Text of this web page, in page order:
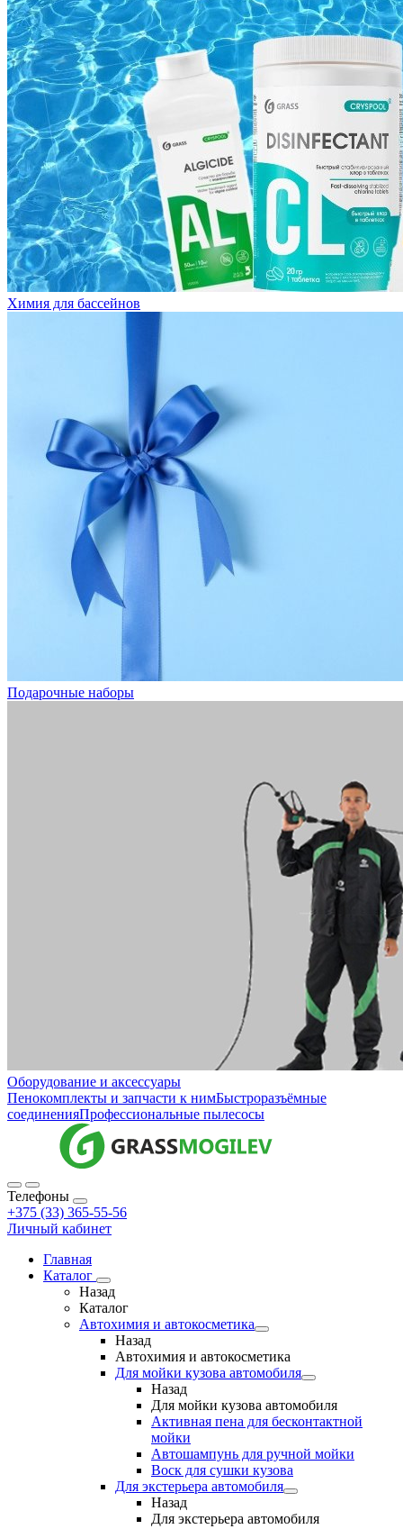
Химия для бассейнов
Подарочные наборы
Оборудование и аксессуары
Пенокомплекты и запчасти к нимБыстроразъёмные
соединенияПрофессиональные пылесосы
Телефоны
+375 (33) 365-55-56
Личный кабинет
Главная
Каталог
Назад
Каталог
Автохимия и автокосметика
Назад
Автохимия и автокосметика
Для мойки кузова автомобиля
Назад
Для мойки кузова автомобиля
Активная пена для бесконтактной
мойки
Автошампунь для ручной мойки
Воск для сушки кузова
Для экстерьера автомобиля
Назад
Для экстерьера автомобиля